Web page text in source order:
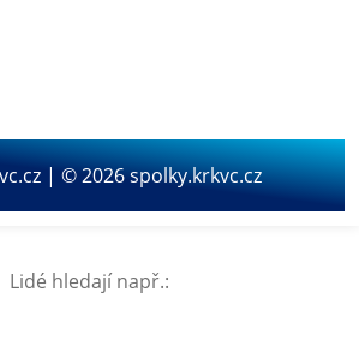
| © 2026 spolky.krkvc.cz
Lidé hledají např.: